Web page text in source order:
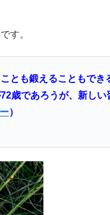
す。
とも鍛えることもでき
歳であろうが、新しい
）